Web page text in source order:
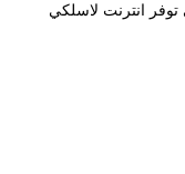
انترنت لاسلكي